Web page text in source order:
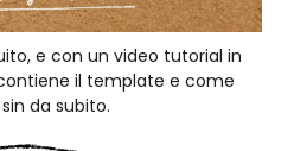
e con un video tutorial in
il template e come
da subito.